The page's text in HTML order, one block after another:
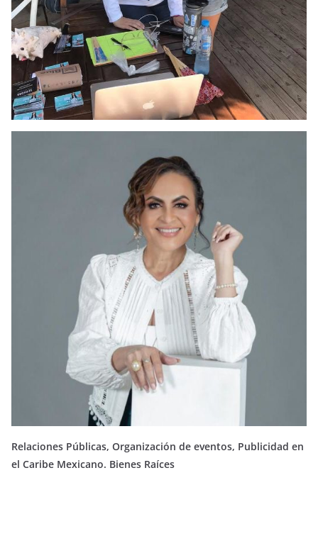
Relaciones Públicas, Organización de eventos, Publicidad en
el Caribe Mexicano. Bienes Raíces